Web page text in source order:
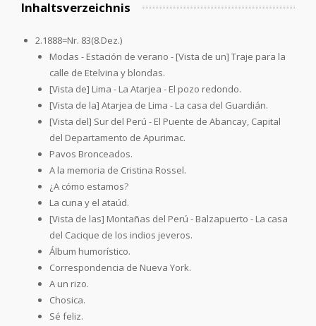
Inhaltsverzeichnis
2.1888=Nr. 83(8.Dez.)
Modas - Estación de verano - [Vista de un] Traje para la
calle de Etelvina y blondas.
[Vista de] Lima - La Atarjea - El pozo redondo.
[Vista de la] Atarjea de Lima - La casa del Guardián.
[Vista del] Sur del Perú - El Puente de Abancay, Capital
del Departamento de Apurimac.
Pavos Bronceados.
A la memoria de Cristina Rossel.
¿A cómo estamos?
La cuna y el ataúd.
[Vista de las] Montañas del Perú - Balzapuerto - La casa
del Cacique de los indios jeveros.
Álbum humorístico.
Correspondencia de Nueva York.
A un rizo.
Chosica.
Sé feliz.